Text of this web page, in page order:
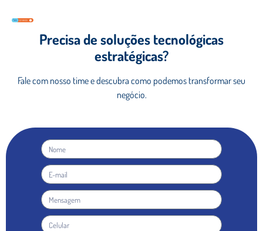
Precisa de soluções tecnológicas
estratégicas?
Fale com nosso time e descubra como podemos transformar seu
negócio.